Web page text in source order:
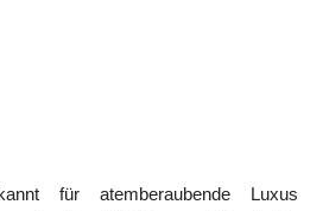
für atemberaubende Luxus